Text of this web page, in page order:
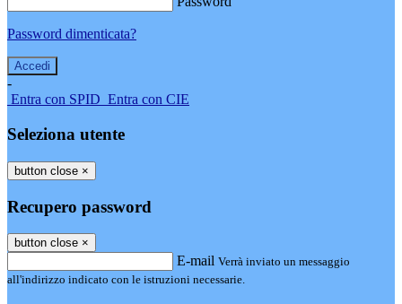
Password dimenticata?
-
Entra con SPID Entra con CIE
Seleziona utente
button close ×
Recupero password
button close ×
E-mail Verrà inviato un messaggio
all'indirizzo indicato con le istruzioni necessarie.